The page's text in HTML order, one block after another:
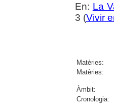
En: La
3 (Vivir
Matèries:
Matèries:
Àmbit:
Cronologia: